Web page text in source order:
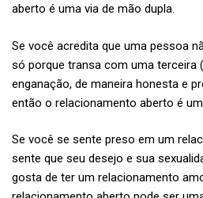
aberto é uma via de mão dupla.
Se você acredita que uma pessoa
só porque transa com uma terceira
enganação, de maneira honesta e
então o relacionamento aberto é
Se você se sente preso em um
sente que seu desejo e sua
gosta de ter um relacionamento